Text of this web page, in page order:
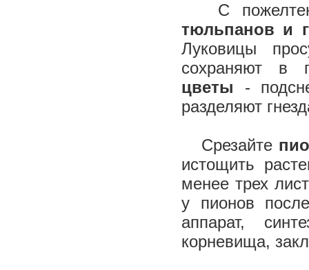
С
тюльпанов и
Луковицы
сохраняют в
цветы -
разделяют
Срезайте
истощить
менее трех
у пионов
аппарат,
корневища,